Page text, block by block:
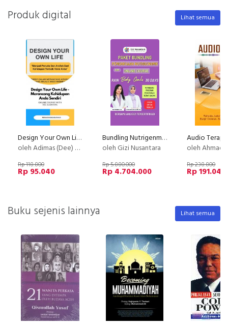
Produk digital Lihat semua
Design Your Own Life - Merancang Kehidupan Anda Sendiri
oleh Adimas (Dee) Wirajayanagara (Lesmana)
Rp 118.800
Rp 95.040
Bundling Nutrigenme + Meraih Body Goals dalam 30 hari bersama Ahli Gizi
oleh Gizi Nusantara
Rp 5.880.000
Rp 4.704.000
oleh Ahmad
Rp 238.800
Rp 191.040
Buku sejenis lainnya Lihat semua